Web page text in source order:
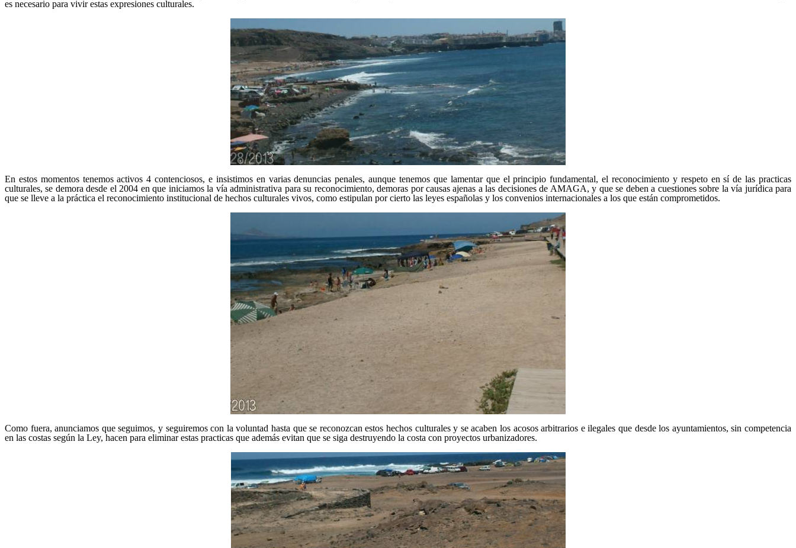
es necesario para vivir estas expresiones culturales.
En estos momentos tenemos activos 4 contenciosos, e insistimos en varias denuncias penales, aunque tenemos que lamentar que el principio fundamental, el reconocimiento y respeto en sí de las practicas
culturales, se demora desde el 2004 en que iniciamos la vía administrativa para su reconocimiento, demoras por causas ajenas a las decisiones de AMAGA, y que se deben a cuestiones sobre la vía jurídica para
que se lleve a la práctica el reconocimiento institucional de hechos culturales vivos, como estipulan por cierto las leyes españolas y los convenios internacionales a los que están comprometidos.
Como fuera, anunciamos que seguimos, y seguiremos con la voluntad hasta que se reconozcan estos hechos culturales y se acaben los acosos arbitrarios e ilegales que desde los ayuntamientos, sin competencia
en las costas según la Ley, hacen para eliminar estas practicas que además evitan que se siga destruyendo la costa con proyectos urbanizadores.